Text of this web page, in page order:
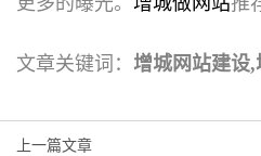
文章关键词： 增城网站建设
上一篇文章